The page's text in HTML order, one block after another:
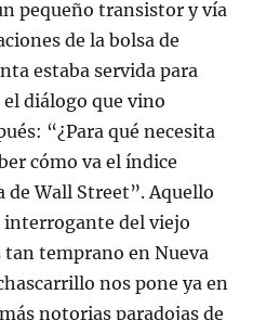
pequeño transistor y vía
de la bolsa de
estaba servida para
diálogo que vino
“¿Para qué necesita
cómo va el índice
de Wall Street”. Aquello
interrogante del viejo
tan temprano en Nueva
nos pone ya en
notorias paradojas de